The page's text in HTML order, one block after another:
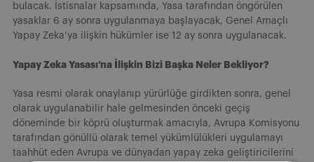
bulacak. İstisnalar kapsamında, Yasa tarafından öngörülen
yasaklar 6 ay sonra uygulanmaya başlayacak, Genel Amaçlı
Yapay Zeka’ya ilişkin hükümler ise 12 ay sonra uygulanacak.
Yapay Zeka Yasası’na İlişkin Bizi Başka Neler Bekliyor?
Yasa resmi olarak onaylanıp yürürlüğe girdikten sonra, genel
olarak uygulanabilir hale gelmesinden önceki geçiş
döneminde bir köprü oluşturmak amacıyla, Avrupa Komisyonu
tarafından gönüllü olarak temel yükümlülükleri uygulamayı
taahhüt eden Avrupa ve dünyadan yapay zeka geliştiricilerini